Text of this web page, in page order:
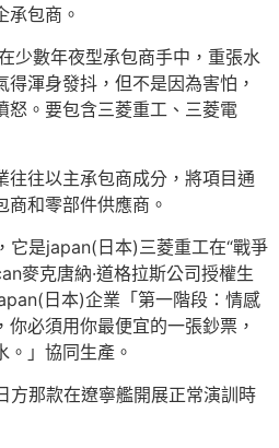
承包商。
少數年夜型承包商手中，重張水
渾身發抖，但不是因為害怕，
怒。要包含三菱重工、三菱電
往往以主承包商成分，將項目通
和零部件供應商。
它是japan(日本)三菱重工在“戰爭
麥克唐納·道格拉斯公司授權生
日本)企業「第一階段：情感
必須用你最便宜的一張鈔票，
。」協同生產。
方那款在遼寧艦開展正常演訓時